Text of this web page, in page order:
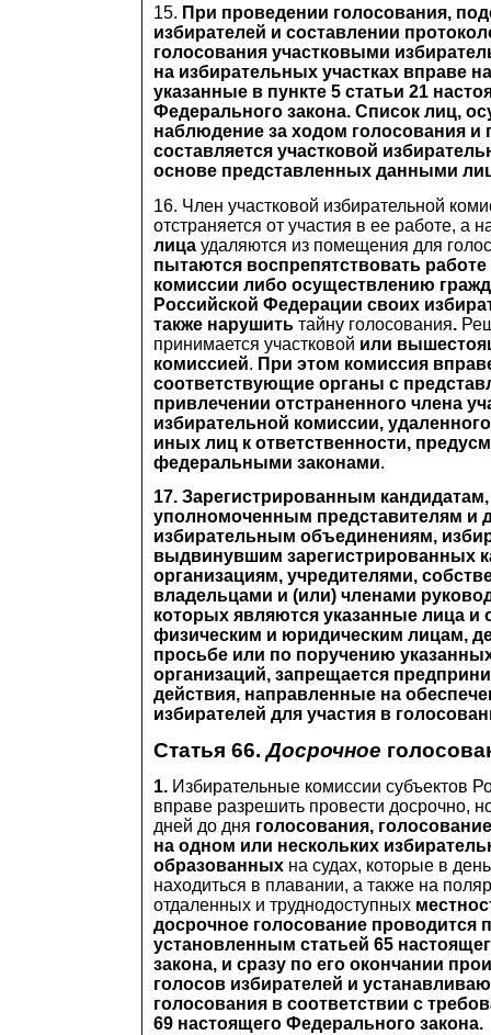
15. При проведении голосования,
избирателей и составлении
голосования участковыми
на избирательных участках вправе
указанные в пункте 5 статьи 21
Федерального закона. Список лиц,
наблюдение за ходом голосования и
составляется участковой
основе представленных данными
16. Член участковой избирательной
отстраняется от участия в ее работе, а
лица удаляются из помещения для
пытаются воспрепятствовать
комиссии либо осуществлению
Российской Федерации своих
также нарушить тайну голосования.
принимается участковой или
комиссией. При этом комиссия
соответствующие органы с
привлечении отстраненного члена
избирательной комиссии,
иных лиц к ответственности,
федеральными законами.
17. Зарегистрированным
уполномоченным представителям и
избирательным объединениям,
выдвинувшим зарегистрированных
организациям, учредителями,
владельцами и (или) членами
которых являются указанные лица и
физическим и юридическим лицам,
просьбе или по поручению
организаций, запрещается
действия, направленные на
избирателей для участия в
Статья 66.Досрочное
1. Избирательные комиссии субъектов
вправе разрешить провести досрочно,
дней до дня голосования,
на одном или нескольких
образованных на судах, которые в
находиться в плавании, а также на
отдаленных и труднодоступных
досрочное голосование проводится
установленным статьей 65
закона, и сразу по его окончании
голосов избирателей и
голосования в соответствии с
69 настоящего Федерального закона.